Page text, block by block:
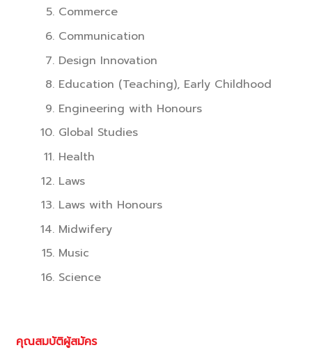
Commerce
Communication
Design Innovation
Education (Teaching), Early Childhood
Engineering with Honours
Global Studies
Health
Laws
Laws with Honours
Midwifery
Music
Science
คุณสมบัติผู้สมัคร